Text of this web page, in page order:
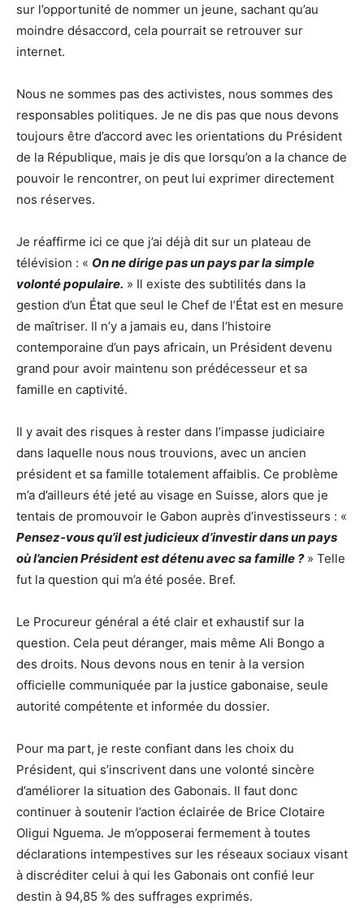
sur l’opportunité de nommer un jeune, sachant qu’au
moindre désaccord, cela pourrait se retrouver sur
internet.
Nous ne sommes pas des activistes, nous sommes des
responsables politiques. Je ne dis pas que nous devons
toujours être d’accord avec les orientations du Président
de la République, mais je dis que lorsqu’on a la chance de
pouvoir le rencontrer, on peut lui exprimer directement
nos réserves.
Je réaffirme ici ce que j’ai déjà dit sur un plateau de
télévision : « On ne dirige pas un pays par la simple
volonté populaire. » Il existe des subtilités dans la
gestion d’un État que seul le Chef de l’État est en mesure
de maîtriser. Il n’y a jamais eu, dans l’histoire
contemporaine d’un pays africain, un Président devenu
grand pour avoir maintenu son prédécesseur et sa
famille en captivité.
Il y avait des risques à rester dans l’impasse judiciaire
dans laquelle nous nous trouvions, avec un ancien
président et sa famille totalement affaiblis. Ce problème
m’a d’ailleurs été jeté au visage en Suisse, alors que je
tentais de promouvoir le Gabon auprès d’investisseurs : «
Pensez-vous qu’il est judicieux d’investir dans un pays
où l’ancien Président est détenu avec sa famille ?» Telle
fut la question qui m’a été posée. Bref.
Le Procureur général a été clair et exhaustif sur la
question. Cela peut déranger, mais même Ali Bongo a
des droits. Nous devons nous en tenir à la version
officielle communiquée par la justice gabonaise, seule
autorité compétente et informée du dossier.
Pour ma part, je reste confiant dans les choix du
Président, qui s’inscrivent dans une volonté sincère
d’améliorer la situation des Gabonais. Il faut donc
continuer à soutenir l’action éclairée de Brice Clotaire
Oligui Nguema. Je m’opposerai fermement à toutes
déclarations intempestives sur les réseaux sociaux visant
à discréditer celui à qui les Gabonais ont confié leur
destin à 94,85 % des suffrages exprimés.